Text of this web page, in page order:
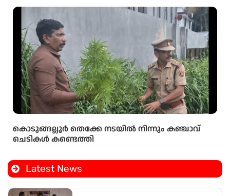
വിദ്യാർഥികൾക്ക് ലഭ്യമാക്കുകയാണ് സർക്കാരിന്റെ
ലക്ഷ്യമെന്ന് സംസ്ഥാന വിദ്യാഭ്യാസ മന്ത്രി അഡ്വ.എൻ.
ഷംസുദ്ദീൻ
കൊടുങ്ങല്ലൂർ തെക്കേ നടയിൽ നിന്നും കഞ്ചാവ്
ചെടികൾ കണ്ടെത്തി
Latest News